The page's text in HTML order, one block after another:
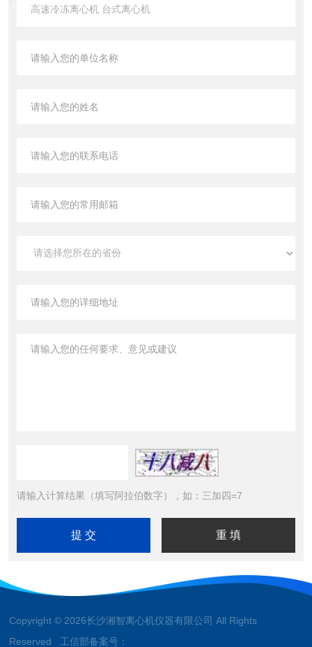
请输入计算结果（填写阿拉伯数字），如：三加四=7
Copyright © 2026长沙湘智离心机仪器有限公司 All Rights
Reserved 工信部备案号：